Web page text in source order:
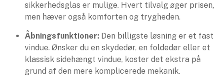
sikkerhedsglas er mulige. Hvert tilvalg øger prisen,
men hæver også komforten og trygheden.
Åbningsfunktioner: Den billigste løsning er et fast
vindue. Ønsker du en skydedør, en foldedør eller et
klassisk sidehængt vindue, koster det ekstra på
grund af den mere komplicerede mekanik.